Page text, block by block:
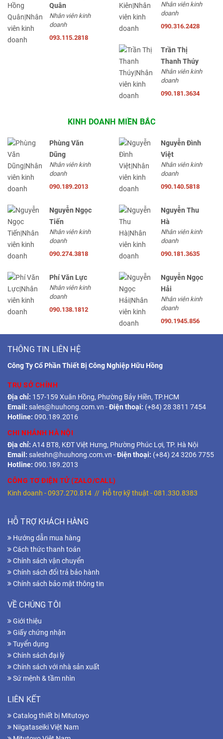
Quân
Nhân viên kinh
doanh
093.115.2818
Nhân viên kinh
doanh
090.316.2428
Trần Thị
Thanh Thúy
Nhân viên kinh
doanh
090.181.3634
KINH DOANH MIỀN BẮC
Phùng Văn
Dũng
Nhân viên kinh
doanh
090.189.2013
Nguyễn Đình
Việt
Nhân viên kinh
doanh
090.140.5818
Nguyễn Ngọc
Tiến
Nhân viên kinh
doanh
090.274.3818
Nguyễn Thu
Hà
Nhân viên kinh
doanh
090.181.3635
Phí Văn Lực
Nhân viên kinh
doanh
090.138.1812
Nguyễn Ngọc
Hải
Nhân viên kinh
doanh
090.1945.856
THÔNG TIN LIÊN HỆ
Công Ty Cổ Phần Thiết Bị Công Nghiệp Hữu Hồng
TRỤ SỞ CHÍNH
Địa chỉ: 157-159 Xuân Hồng, Phường Bảy Hiền, TP.HCM
Email: sales@huuhong.com.vn -Điện thoại: (+84) 28 3811 7454
Hotline: 090.189.2016
CHI NHÁNH HÀ NỘI
Địa chỉ: A14 BT8, KĐT Việt Hưng, Phường Phúc Lợi, TP. Hà Nội
Email: saleshn@huuhong.com.vn -Điện thoại: (+84) 24 3206 7755
Hotline: 090.189.2013
CÔNG TƠ ĐIỆN TỬ (ZALO/CALL)
Kinh doanh -0937.270.814 // Hỗ trợ kỹ thuật -081.330.8383
HỖ TRỢ KHÁCH HÀNG
Hướng dẫn mua hàng
Cách thức thanh toán
Chính sách vận chuyển
Chính sách đổi trả bảo hành
Chính sách bảo mật thông tin
VỀ CHÚNG TÔI
Giới thiệu
Giấy chứng nhận
Tuyển dụng
Chính sách đại lý
Chính sách với nhà sản xuất
Sứ mệnh & tầm nhìn
LIÊN KẾT
Catalog thiết bị Mitutoyo
Niigataseiki Việt Nam